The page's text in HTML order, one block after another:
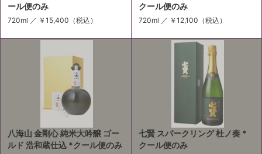
ール便のみ
720ml ／ ￥15,400 （税込）
クール便のみ
720ml ／ ￥12,100 （税込）
八海山 金剛心 純米大吟醸 ゴー
ルド 浩和蔵仕込 *クール便のみ
七賢 スパークリング 杜ノ奏 *
クール便のみ